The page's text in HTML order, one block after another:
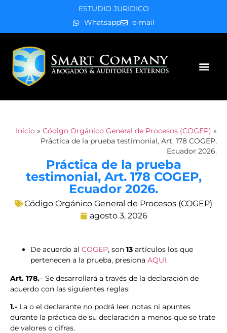
ESTUDIO JURIDICO
Whatsapp
e-mail
Inicio » Código Orgánico General de Procesos (COGEP) »
Práctica de la prueba testimonial, Art. 178 COGEP,
Ecuador 2026.
Práctica de la prueba
testimonial, Art. 178 COGEP,
Ecuador 2026.
Código Orgánico General de Procesos (COGEP)
agosto 3, 2026
De acuerdo al COGEP, son 13 artículos los que
pertenecen a la prueba, presiona AQUI.
Art. 178.– Se desarrollará a través de la declaración de
acuerdo con las siguientes reglas:
1.- La o el declarante no podrá leer notas ni apuntes
durante la práctica de su declaración a menos que se trate
de valores o cifras.